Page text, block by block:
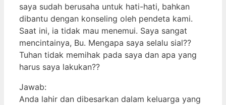
saya sudah berusaha untuk hati-hati, bahkan
dibantu dengan konseling oleh pendeta kami.
Saat ini, ia tidak mau menemui. Saya sangat
mencintainya, Bu. Mengapa saya selalu sial??
Tuhan tidak memihak pada saya dan apa yang
harus saya lakukan??
Jawab:
Anda lahir dan dibesarkan dalam keluarga yang